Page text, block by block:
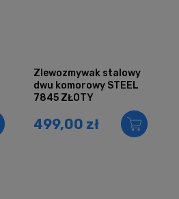
Zlewozmywak stalowy
dwu komorowy STEEL
7845 ZŁOTY
499,00 zł